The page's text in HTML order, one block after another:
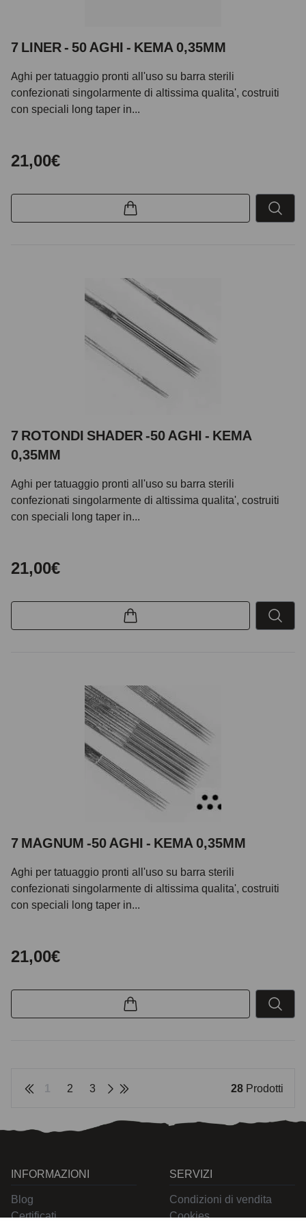
7 LINER - 50 AGHI - KEMA 0,35MM
Aghi per tatuaggio pronti all'uso su barra sterili
confezionati singolarmente di altissima qualita', costruiti
con speciali long taper in...
21,00€
7 ROTONDI SHADER -50 AGHI - KEMA
0,35MM
Aghi per tatuaggio pronti all'uso su barra sterili
confezionati singolarmente di altissima qualita', costruiti
con speciali long taper in...
21,00€
7 MAGNUM -50 AGHI - KEMA 0,35MM
Aghi per tatuaggio pronti all'uso su barra sterili
confezionati singolarmente di altissima qualita', costruiti
con speciali long taper in...
21,00€
1 2 3 28 Prodotti
INFORMAZIONI
Blog
Certificati
SERVIZI
Condizioni di vendita
Cookies